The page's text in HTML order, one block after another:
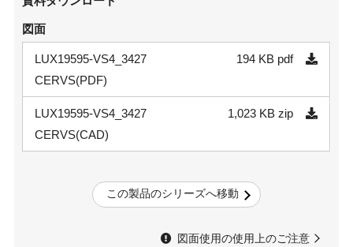
図面
LUX19595-VS4_3427
CERVS(PDF)
194 KB pdf
LUX19595-VS4_3427
CERVS(CAD)
1,023 KB zip
この製品のシリーズへ移動
図面使用の使用上のご注意